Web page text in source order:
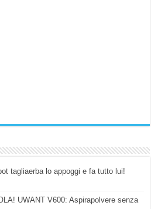
tagliaerba lo appoggi e fa tutto lui!
UWANT V600: Aspirapolvere senza